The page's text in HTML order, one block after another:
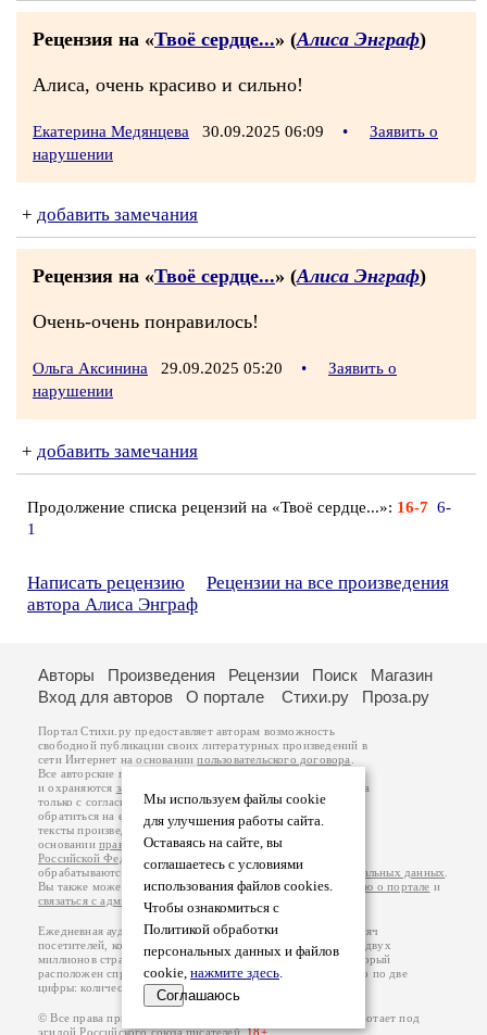
Рецензия на «Твоё сердце...» (Алиса Энграф)
Алиса, очень красиво и сильно!
Екатерина Медянцева 30.09.2025 06:09 •
Заявить о
нарушении
+ добавить замечания
Рецензия на «Твоё сердце...» (Алиса Энграф)
Очень-очень понравилось!
Ольга Аксинина 29.09.2025 05:20 •
Заявить о
нарушении
+ добавить замечания
Продолжение списка рецензий на «Твоё сердце...»: 16-7 6-
1
Написать рецензию
Рецензии на все произведения
автора Алиса Энграф
Мы используем файлы cookie
для улучшения работы сайта.
Оставаясь на сайте, вы
соглашаетесь с условиями
использования файлов cookies.
Чтобы ознакомиться с
Политикой обработки
персональных данных и файлов
cookie, нажмите здесь.
Соглашаюсь
Авторы Произведения Рецензии Поиск
Магазин
Вход для авторов
О портале Стихи.ру Проза.ру
Портал Стихи.ру предоставляет авторам возможность
свободной публикации своих литературных произведений в
сети Интернет на основаниипользовательского договора
Все авторские права на произведения принадлежат авторам
и охраняются законом
. Перепечатка произведений возможна
только с согласия его автора, к которому вы можете
обратиться на его авторской странице. Ответственность за
тексты произведений авторы несут самостоятельно на
основанииправил публикацииизаконодательства
Российской Федерации
обрабатываются на основанииПолитики обработки персональных данных
Вы также можете посмотреть более подробнуюинформацию о портале и
связаться с администрацией
Ежедневная аудитория портала Стихи.ру – порядка 200 тысяч
посетителей, которые в общей сумме просматривают более двух
миллионов страниц по данным счетчика посещаемости, который
расположен справа от этого текста. В каждой графе указано по две
цифры: количество просмотров и количество посетителей.
© Все права принадлежат авторам, 2000-2026. Портал работает под
эгидойРоссийского союза писателей.18+